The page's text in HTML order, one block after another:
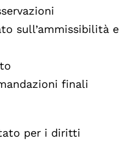
sull’ammissibilità e
finali
per i diritti